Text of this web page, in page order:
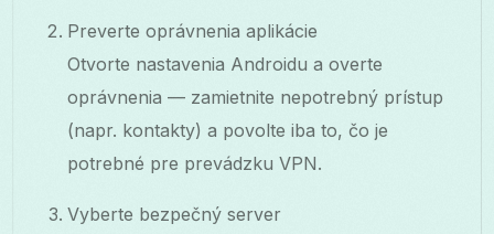
Preverte oprávnenia aplikácie
Otvorte nastavenia Androidu a overte
oprávnenia — zamietnite nepotrebný prístup
(napr. kontakty) a povolte iba to, čo je
potrebné pre prevádzku VPN.
Vyberte bezpečný server